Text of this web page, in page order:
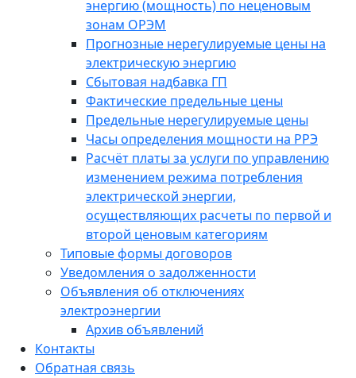
энергию (мощность) по неценовым
зонам ОРЭМ
Прогнозные нерегулируемые цены на
электрическую энергию
Сбытовая надбавка ГП
Фактические предельные цены
Предельные нерегулируемые цены
Часы определения мощности на РРЭ
Расчёт платы за услуги по управлению
изменением режима потребления
электрической энергии,
осуществляющих расчеты по первой и
второй ценовым категориям
Типовые формы договоров
Уведомления о задолженности
Объявления об отключениях
электроэнергии
Архив объявлений
Контакты
Обратная связь